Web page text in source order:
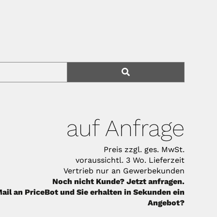
auf Anfrage
Preis zzgl. ges. MwSt.
voraussichtl. 3 Wo. Lieferzeit
Vertrieb nur an Gewerbekunden
Noch nicht Kunde? Jetzt anfragen.
an PriceBot und Sie erhalten in Sekunden ein
Angebot?